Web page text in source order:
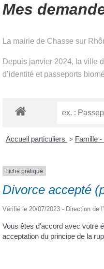
Mes
La mairie de Chasse sur
Depuis janvier 2024, la ville
d’identité et passeports
Accueil particuliers > Famille
Fiche pratique
Divorce accepté
Vérifié le 20/07/2023 - Direction de
Vous êtes d'accord avec votre
acceptation du principe de la